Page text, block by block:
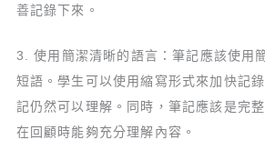
善記錄下來。
3. 使用簡潔清晰的語言：筆記應該使用
短語。學生可以使用縮寫形式來加快記
記仍然可以理解。同時，筆記應該是完
在回顧時能夠充分理解內容。